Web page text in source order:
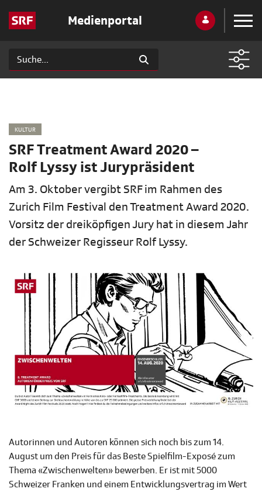
Medienportal
KULTUR
SRF Treatment Award 2020 –
Rolf Lyssy ist Jurypräsident
Am 3. Oktober vergibt SRF im Rahmen des
Zurich Film Festival den Treatment Award 2020.
Vorsitz der dreiköpfigen Jury hat in diesem Jahr
der Schweizer Regisseur Rolf Lyssy.
Autorinnen und Autoren können sich noch bis zum 14.
August um den Preis für das Beste Spielfilm-Exposé zum
Thema «Zwischenwelten» bewerben. Er ist mit 5000
Schweizer Franken und einem Entwicklungsvertrag im Wert